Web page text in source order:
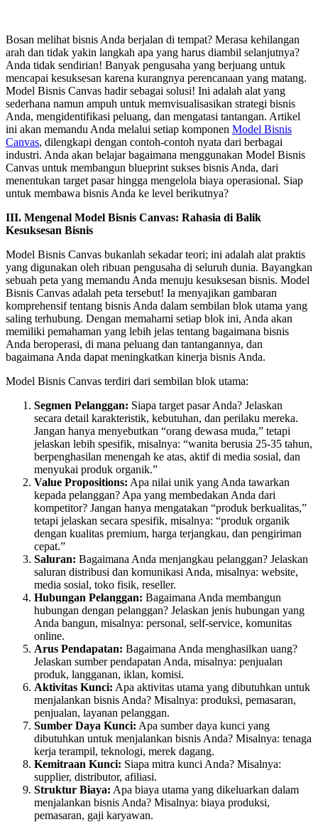
Bosan melihat bisnis Anda berjalan di tempat? Merasa kehilangan
arah dan tidak yakin langkah apa yang harus diambil selanjutnya?
Anda tidak sendirian! Banyak pengusaha yang berjuang untuk
mencapai kesuksesan karena kurangnya perencanaan yang matang.
Model Bisnis Canvas hadir sebagai solusi! Ini adalah alat yang
sederhana namun ampuh untuk memvisualisasikan strategi bisnis
Anda, mengidentifikasi peluang, dan mengatasi tantangan. Artikel
ini akan memandu Anda melalui setiap komponen Model Bisnis
Canvas, dilengkapi dengan contoh-contoh nyata dari berbagai
industri. Anda akan belajar bagaimana menggunakan Model Bisnis
Canvas untuk membangun blueprint sukses bisnis Anda, dari
menentukan target pasar hingga mengelola biaya operasional. Siap
untuk membawa bisnis Anda ke level berikutnya?
III. Mengenal Model Bisnis Canvas: Rahasia di Balik
Kesuksesan Bisnis
Model Bisnis Canvas bukanlah sekadar teori; ini adalah alat praktis
yang digunakan oleh ribuan pengusaha di seluruh dunia. Bayangkan
sebuah peta yang memandu Anda menuju kesuksesan bisnis. Model
Bisnis Canvas adalah peta tersebut! Ia menyajikan gambaran
komprehensif tentang bisnis Anda dalam sembilan blok utama yang
saling terhubung. Dengan memahami setiap blok ini, Anda akan
memiliki pemahaman yang lebih jelas tentang bagaimana bisnis
Anda beroperasi, di mana peluang dan tantangannya, dan
bagaimana Anda dapat meningkatkan kinerja bisnis Anda.
Model Bisnis Canvas terdiri dari sembilan blok utama:
Segmen Pelanggan: Siapa target pasar Anda? Jelaskan
secara detail karakteristik, kebutuhan, dan perilaku mereka.
Jangan hanya menyebutkan “orang dewasa muda,” tetapi
jelaskan lebih spesifik, misalnya: “wanita berusia 25-35 tahun,
berpenghasilan menengah ke atas, aktif di media sosial, dan
menyukai produk organik.”
Value Propositions: Apa nilai unik yang Anda tawarkan
kepada pelanggan? Apa yang membedakan Anda dari
kompetitor? Jangan hanya mengatakan “produk berkualitas,”
tetapi jelaskan secara spesifik, misalnya: “produk organik
dengan kualitas premium, harga terjangkau, dan pengiriman
cepat.”
Saluran: Bagaimana Anda menjangkau pelanggan? Jelaskan
saluran distribusi dan komunikasi Anda, misalnya: website,
media sosial, toko fisik, reseller.
Hubungan Pelanggan: Bagaimana Anda membangun
hubungan dengan pelanggan? Jelaskan jenis hubungan yang
Anda bangun, misalnya: personal, self-service, komunitas
online.
Arus Pendapatan: Bagaimana Anda menghasilkan uang?
Jelaskan sumber pendapatan Anda, misalnya: penjualan
produk, langganan, iklan, komisi.
Aktivitas Kunci: Apa aktivitas utama yang dibutuhkan untuk
menjalankan bisnis Anda? Misalnya: produksi, pemasaran,
penjualan, layanan pelanggan.
Sumber Daya Kunci: Apa sumber daya kunci yang
dibutuhkan untuk menjalankan bisnis Anda? Misalnya: tenaga
kerja terampil, teknologi, merek dagang.
Kemitraan Kunci: Siapa mitra kunci Anda? Misalnya:
supplier, distributor, afiliasi.
Struktur Biaya: Apa biaya utama yang dikeluarkan dalam
menjalankan bisnis Anda? Misalnya: biaya produksi,
pemasaran, gaji karyawan.